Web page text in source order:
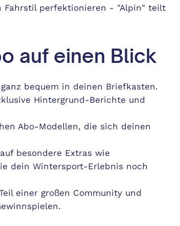
Fahrstil perfektionieren - "Alpin" teilt
auf einen Blick
bequem in deinen Briefkasten.
Hintergrund-Berichte und
Abo-Modellen, die sich deinen
besondere Extras wie
dein Wintersport-Erlebnis noch
einer großen Community und